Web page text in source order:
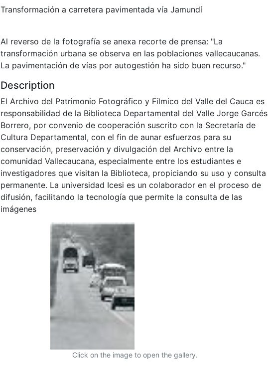
Transformación a carretera pavimentada vía Jamundí
Al reverso de la fotografía se anexa recorte de prensa: "La
transformación urbana se observa en las poblaciones vallecaucanas.
La pavimentación de vías por autogestión ha sido buen recurso."
Description
El Archivo del Patrimonio Fotográfico y Fílmico del Valle del Cauca es
responsabilidad de la Biblioteca Departamental del Valle Jorge Garcés
Borrero, por convenio de cooperación suscrito con la Secretaría de
Cultura Departamental, con el fin de aunar esfuerzos para su
conservación, preservación y divulgación del Archivo entre la
comunidad Vallecaucana, especialmente entre los estudiantes e
investigadores que visitan la Biblioteca, propiciando su uso y consulta
permanente. La universidad Icesi es un colaborador en el proceso de
difusión, facilitando la tecnología que permite la consulta de las
imágenes
Click on the image to open the gallery.